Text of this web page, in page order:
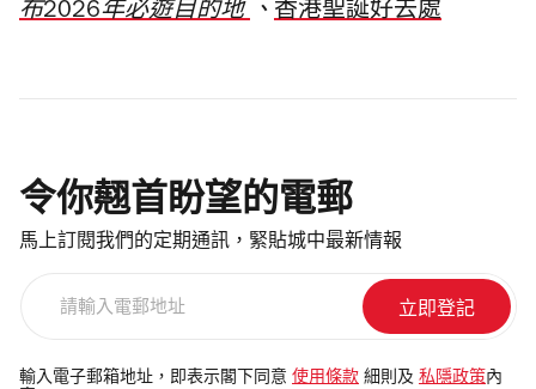
布2026年必遊目的地 、 香港聖誕好去處
令你翹首盼望的電郵
馬上訂閱我們的定期通訊，緊貼城中最新情報
電
輸入電子郵箱地址，即表示閣下同意 使用條款 細則及 私隱政策 內